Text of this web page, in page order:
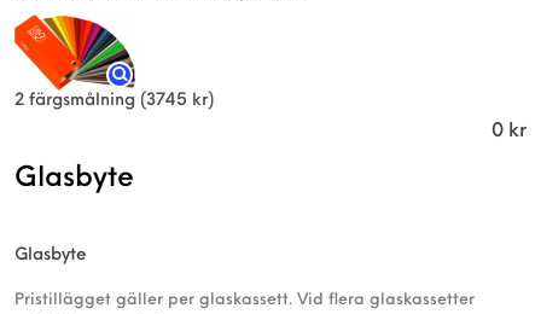
2 färgsmålning (3745 kr)
0 kr
Glasbyte
Glasbyte
Pristillägget gäller per glaskassett. Vid flera glaskassetter